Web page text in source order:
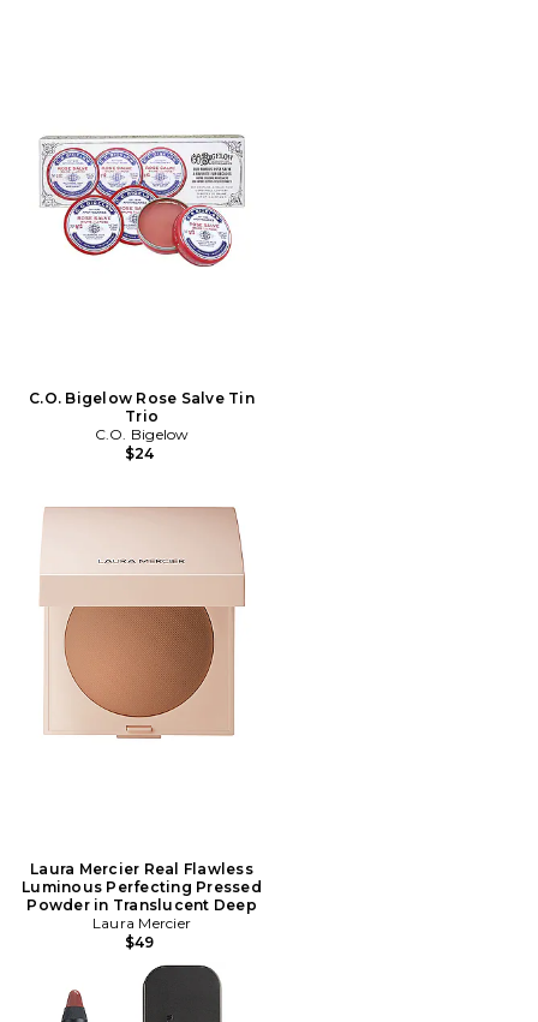
C.O. Bigelow Rose Salve Tin
Trio
C.O. Bigelow
$24
Laura Mercier Real Flawless
Luminous Perfecting Pressed
Powder in Translucent Deep
Laura Mercier
$49